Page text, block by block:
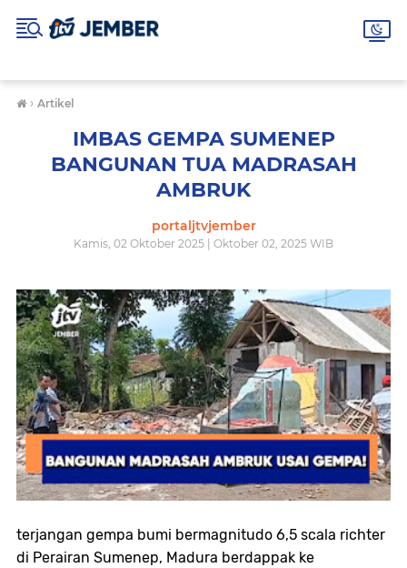
› Artikel
IMBAS GEMPA SUMENEP
BANGUNAN TUA MADRASAH
AMBRUK
portaljtvjember
Kamis, 02 Oktober 2025 | Oktober 02, 2025 WIB
terjangan gempa bumi bermagnitudo 6,5 scala richter
di Perairan Sumenep, Madura berdappak ke